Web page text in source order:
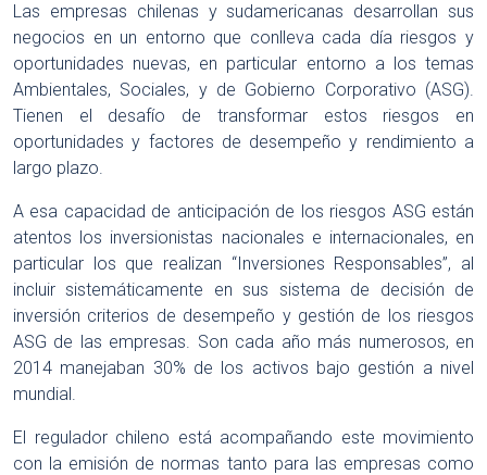
Las empresas chilenas y sudamericanas desarrollan sus
negocios en un entorno que conlleva cada día riesgos y
oportunidades nuevas, en particular entorno a los temas
Ambientales, Sociales, y de Gobierno Corporativo (ASG).
Tienen el desafío de transformar estos riesgos en
oportunidades y factores de desempeño y rendimiento a
largo plazo.
A esa capacidad de anticipación de los riesgos ASG están
atentos los inversionistas nacionales e internacionales, en
particular los que realizan “Inversiones Responsables”, al
incluir sistemáticamente en sus sistema de decisión de
inversión criterios de desempeño y gestión de los riesgos
ASG de las empresas. Son cada año más numerosos, en
2014 manejaban 30% de los activos bajo gestión a nivel
mundial.
El regulador chileno está acompañando este movimiento
con la emisión de normas tanto para las empresas como